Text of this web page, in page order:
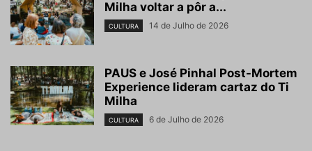
Milha voltar a pôr a...
CULTURA 14 de Julho de 2026
PAUS e José Pinhal Post-Mortem
Experience lideram cartaz do Ti
Milha
CULTURA 6 de Julho de 2026